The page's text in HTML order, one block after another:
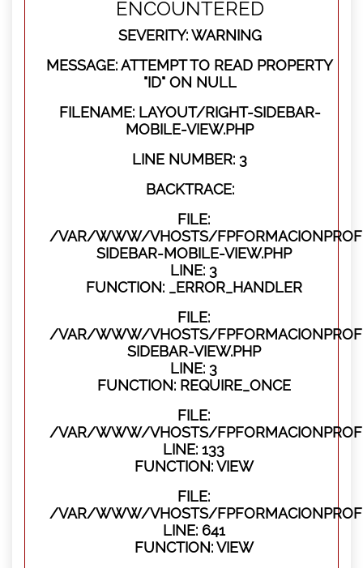
ENCOUNTERED
SEVERITY: WARNING
MESSAGE: ATTEMPT TO READ PROPERTY
"ID" ON NULL
FILENAME: LAYOUT/RIGHT-SIDEBAR-
MOBILE-VIEW.PHP
LINE NUMBER: 3
BACKTRACE:
FILE:
/VAR/WWW/VHOSTS/
SIDEBAR-MOBILE-VIEW.PHP
LINE: 3
FUNCTION: _ERROR_HANDLER
FILE:
/VAR/WWW/VHOSTS/
SIDEBAR-VIEW.PHP
LINE: 3
FUNCTION: REQUIRE_ONCE
FILE:
/VAR/WWW/VHOSTS/
LINE: 133
FUNCTION: VIEW
FILE:
/VAR/WWW/VHOSTS/
LINE: 641
FUNCTION: VIEW